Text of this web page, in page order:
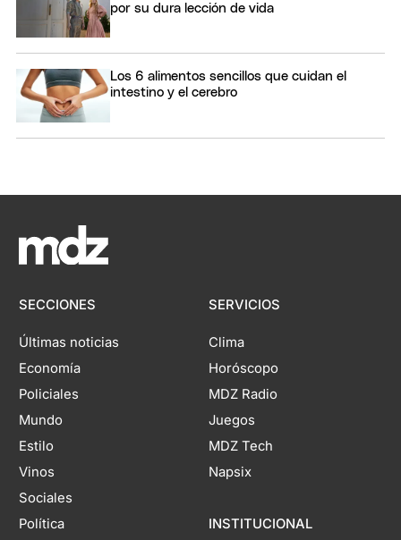
por su dura lección de vida
Los 6 alimentos sencillos que cuidan el
intestino y el cerebro
SECCIONES
Últimas noticias
Economía
Policiales
Mundo
Estilo
Vinos
Sociales
Política
SERVICIOS
Clima
Horóscopo
MDZ Radio
Juegos
MDZ Tech
Napsix
INSTITUCIONAL